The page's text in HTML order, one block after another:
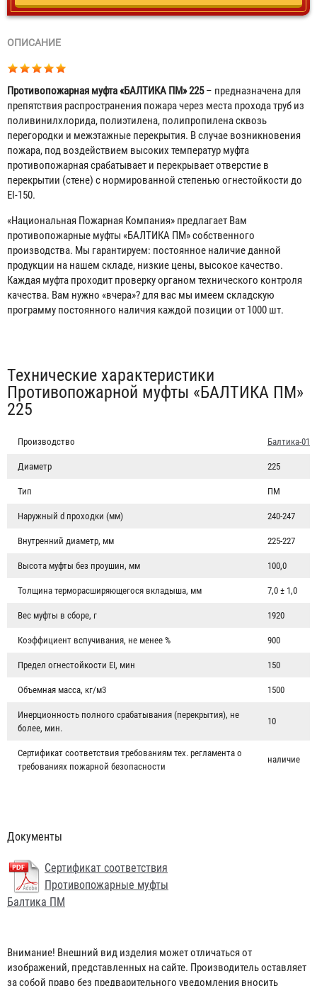
ОПИСАНИЕ
Противопожарная муфта «БАЛТИКА ПМ» 225– предназначена для
препятствия распространения пожара через места прохода труб из
поливинилхлорида, полиэтилена, полипропилена сквозь
перегородки и межэтажные перекрытия. В случае возникновения
пожара, под воздействием высоких температур муфта
противопожарная срабатывает и перекрывает отверстие в
перекрытии (стене) с нормированной степенью огнестойкости до
EI-150.
«Национальная Пожарная Компания» предлагает Вам
противопожарные муфты «БАЛТИКА ПМ» собственного
производства. Мы гарантируем: постоянное наличие данной
продукции на нашем складе, низкие цены, высокое качество.
Каждая муфта проходит проверку органом технического контроля
качества. Вам нужно «вчера»? для вас мы имеем складскую
программу постоянного наличия каждой позиции от 1000 шт.
Табы
Технические характеристики
Противопожарной муфты «БАЛТИКА ПМ»
225
Производство Балтика-01
Диаметр 225
Тип ПМ
Наружный d проходки (мм) 240-247
Внутренний диаметр, мм 225-227
Высота муфты без проушин, мм 100,0
Толщина терморасширяющегося вкладыша, мм 7,0 ± 1,0
Вес муфты в сборе, г 1920
Коэффициент вспучивания, не менее % 900
Предел огнестойкости EI, мин 150
Объемная масса, кг/м3 1500
Инерционность полного срабатывания (перекрытия), не
более, мин.
10
Сертификат соответствия требованиям тех. регламента о
требованиях пожарной безопасности
наличие
Документы
Сертификат соответствия
Противопожарные муфты
Балтика ПМ
Внимание! Внешний вид изделия может отличаться от
изображений, представленных на сайте. Производитель оставляет
за собой право без предварительного уведомления вносить